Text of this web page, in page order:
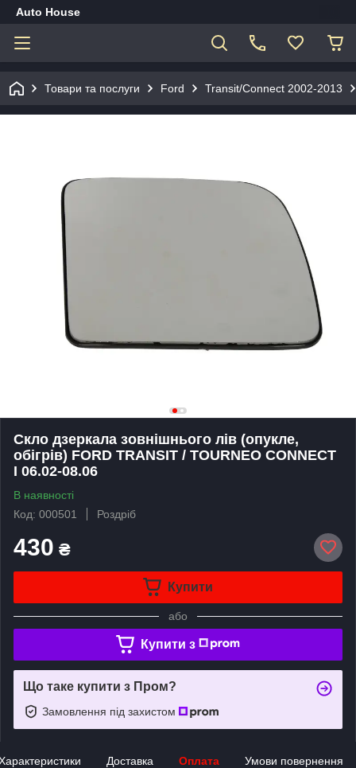
Auto House
Товари та послуги Ford Transit/Connect 2002-2013
Скло дзеркала зовнішнього лів (опукле,
обігрів) FORD TRANSIT / TOURNEO CONNECT
I 06.02-08.06
В наявності
Код: 000501
Роздріб
430 ₴
Купити
або
Купити з
Що таке купити з Пром?
Замовлення під захистом
Доставка Оплата Умови повернення